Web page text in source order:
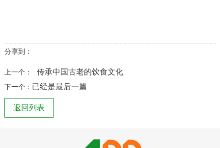
分享到：
上一个： 传承中国古老的饮食文化
下一个： 已经是最后一篇
返回列表